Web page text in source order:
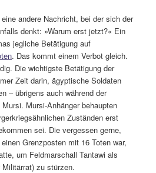
andere Nachricht, bei der sich der
denkt: »Warum erst jetzt?« Ein
jegliche Betätigung auf
. Das kommt einem Verbot gleich.
Die wichtigste Betätigung der
Zeit darin, ägyptische Soldaten
– übrigens auch während der
Mursi-Anhänger behaupten
Zuständen erst
sei. Die vergessen gerne,
Grenzposten mit 16 Toten war,
um Feldmarschall Tantawi als
zu stürzen.